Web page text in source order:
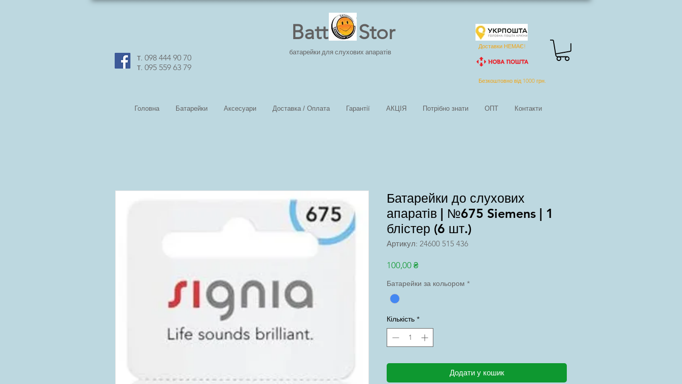
т. 098 444 90 70
т. 095 559 63 79
Batt Stor
батарейки для слухових апаратів
Доставки НЕМАЄ!
Безкоштовно від 1000 грн.
Головна Батарейки Аксесуари Доставка / Оплата Гарантії АКЦІЯ Потрібно знати ОПТ Контакти
Батарейки до слухових
апаратів | №675 Siemens | 1
блістер (6 шт.)
Артикул: 24600 515 436
100,00 ₴Ціна
Батарейки за кольором *
Кількість *
Додати у кошик